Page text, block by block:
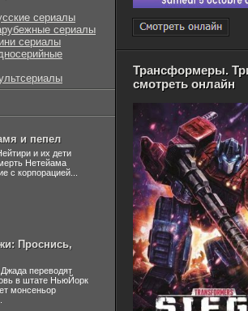
Трансформеры.
смотреть онлайн
сериалы
сериалы
сериалы
и пепел
и их дети
Нетейама
с корпорацией...
Проснись,
переводят
в штате НьюЙорк
монсеньор